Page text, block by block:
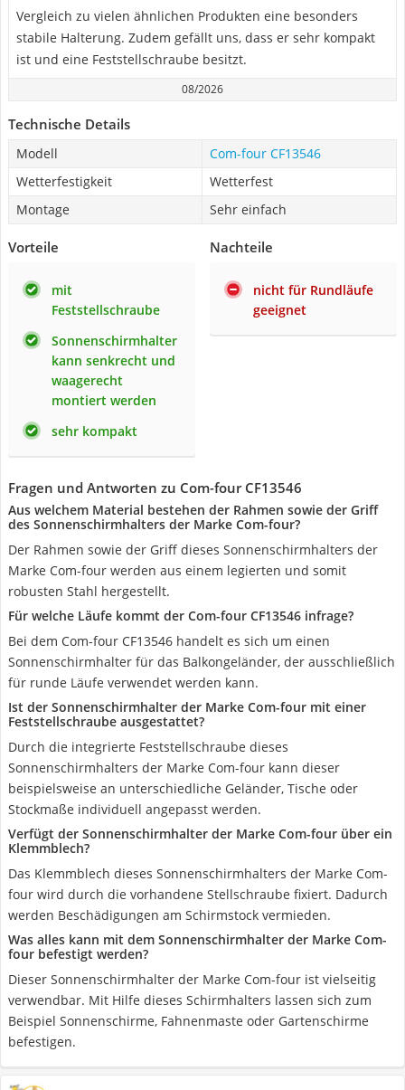
Vergleich zu vielen ähnlichen Produkten eine besonders
stabile Halterung. Zudem gefällt uns, dass er sehr kompakt
ist und eine Feststellschraube besitzt.
08/2026
Technische Details
Modell
Com-four CF13546
Wetterfestigkeit
Wetterfest
Montage
Sehr einfach
Vorteile
mit
Feststellschraube
Sonnenschirmhalter
kann senkrecht und
waagerecht
montiert werden
sehr kompakt
Nachteile
nicht für Rundläufe
geeignet
Fragen und Antworten zu Com-four CF13546
Aus welchem Material bestehen der Rahmen sowie der Griff
des Sonnenschirmhalters der Marke Com-four?
Der Rahmen sowie der Griff dieses Sonnenschirmhalters der
Marke Com-four werden aus einem legierten und somit
robusten Stahl hergestellt.
Für welche Läufe kommt der Com-four CF13546 infrage?
Bei dem Com-four CF13546 handelt es sich um einen
Sonnenschirmhalter für das Balkongeländer, der ausschließlich
für runde Läufe verwendet werden kann.
Ist der Sonnenschirmhalter der Marke Com-four mit einer
Feststellschraube ausgestattet?
Durch die integrierte Feststellschraube dieses
Sonnenschirmhalters der Marke Com-four kann dieser
beispielsweise an unterschiedliche Geländer, Tische oder
Stockmaße individuell angepasst werden.
Verfügt der Sonnenschirmhalter der Marke Com-four über ein
Klemmblech?
Das Klemmblech dieses Sonnenschirmhalters der Marke Com-
four wird durch die vorhandene Stellschraube fixiert. Dadurch
werden Beschädigungen am Schirmstock vermieden.
Was alles kann mit dem Sonnenschirmhalter der Marke Com-
four befestigt werden?
Dieser Sonnenschirmhalter der Marke Com-four ist vielseitig
verwendbar. Mit Hilfe dieses Schirmhalters lassen sich zum
Beispiel Sonnenschirme, Fahnenmaste oder Gartenschirme
befestigen.